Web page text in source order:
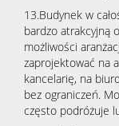
13.Budynek w
bardzo atrakcyjną
możliwości
zaprojektować na
kancelarię, na
bez ograniczeń.
często podróżuje